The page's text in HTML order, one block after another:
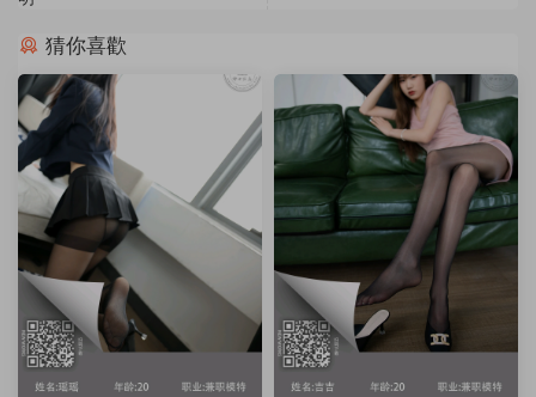
猜你喜歡